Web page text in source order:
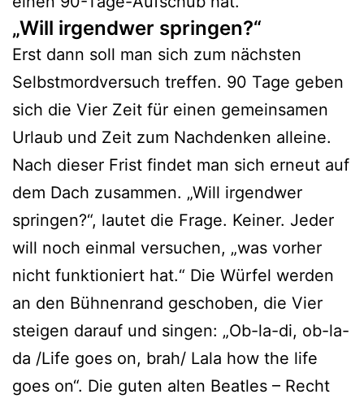
„Will irgendwer springen?“
Erst dann soll man sich zum nächsten
Selbstmordversuch treffen. 90 Tage geben
sich die Vier Zeit für einen gemeinsamen
Urlaub und Zeit zum Nachdenken alleine.
Nach dieser Frist findet man sich erneut auf
dem Dach zusammen. „Will irgendwer
springen?“, lautet die Frage. Keiner. Jeder
will noch einmal versuchen, „was vorher
nicht funktioniert hat.“ Die Würfel werden
an den Bühnenrand geschoben, die Vier
steigen darauf und singen: „Ob-la-di, ob-la-
da /Life goes on, brah/ Lala how the life
goes on“. Die guten alten Beatles – Recht